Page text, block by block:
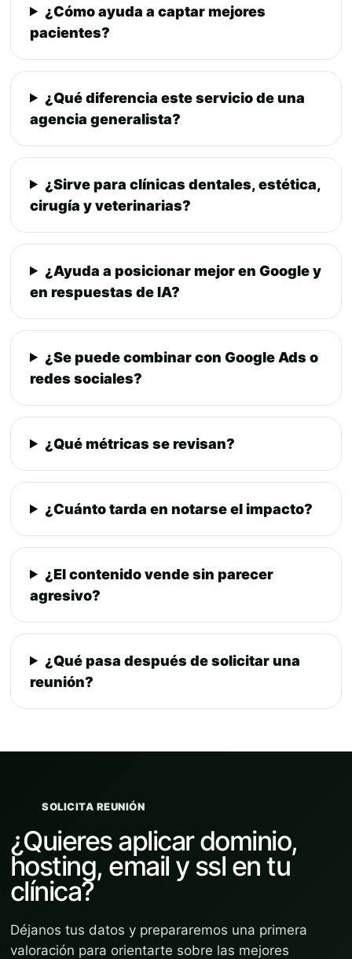
¿Cómo ayuda a captar mejores
pacientes?
¿Qué diferencia este servicio de una
agencia generalista?
¿Sirve para clínicas dentales, estética,
cirugía y veterinarias?
¿Ayuda a posicionar mejor en Google y
en respuestas de IA?
¿Se puede combinar con Google Ads o
redes sociales?
¿Qué métricas se revisan?
¿Cuánto tarda en notarse el impacto?
¿El contenido vende sin parecer
agresivo?
¿Qué pasa después de solicitar una
reunión?
SOLICITA REUNIÓN
¿Quieres aplicar dominio,
hosting, email y ssl en tu
clínica?
Déjanos tus datos y prepararemos una primera
valoración para orientarte sobre las mejores